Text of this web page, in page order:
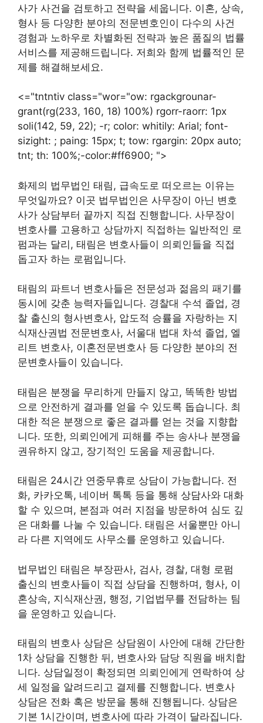
사가 사건을 검토하고 전략을 세웁니다. 이혼, 상속,
형사 등 다양한 분야의 전문변호인이 다수의 사건
경험과 노하우로 차별화된 전략과 높은 품질의 법률
서비스를 제공해드립니다. 저희와 함께 법률적인 문
제를 해결해보세요.
<="tntntiv class="wor="ow: rgackgrounar-
grant(rg(233, 160, 18) 100%) rgorr-raorr: 1px
soli(142, 59, 22); -r; color: whitily: Arial; font-
sizight: ; paing: 15px; t; tow: rgargin: 20px auto;
tnt; th: 100%;-color:#ff6900; ">
화제의 법무법인 태림, 급속도로 떠오르는 이유는
무엇일까요? 이곳 법무법인은 사무장이 아닌 변호
사가 상담부터 끝까지 직접 진행합니다. 사무장이
변호사를 고용하고 상담까지 직접하는 일반적인 로
펌과는 달리, 태림은 변호사들이 의뢰인들을 직접
돕고자 하는 로펌입니다.
태림의 파트너 변호사들은 전문성과 젊음의 패기를
동시에 갖춘 능력자들입니다. 경찰대 수석 졸업, 경
찰 출신의 형사변호사, 압도적 승률을 자랑하는 지
식재산권법 전문변호사, 서울대 법대 차석 졸업, 엘
리트 변호사, 이혼전문변호사 등 다양한 분야의 전
문변호사들이 있습니다.
태림은 분쟁을 무리하게 만들지 않고, 똑똑한 방법
으로 안전하게 결과를 얻을 수 있도록 돕습니다. 최
대한 적은 분쟁으로 좋은 결과를 얻는 것을 지향합
니다. 또한, 의뢰인에게 피해를 주는 송사나 분쟁을
권유하지 않고, 장기적인 도움을 제공합니다.
태림은 24시간 연중무휴로 상담이 가능합니다. 전
화, 카카오톡, 네이버 톡톡 등을 통해 상담사와 대화
할 수 있으며, 본점과 여러 지점을 방문하여 심도 깊
은 대화를 나눌 수 있습니다. 태림은 서울뿐만 아니
라 다른 지역에도 사무소를 운영하고 있습니다.
법무법인 태림은 부장판사, 검사, 경찰, 대형 로펌
출신의 변호사들이 직접 상담을 진행하며, 형사, 이
혼상속, 지식재산권, 행정, 기업법무를 전담하는 팀
을 운영하고 있습니다.
태림의 변호사 상담은 상담원이 사안에 대해 간단한
1차 상담을 진행한 뒤, 변호사와 담당 직원을 배치합
니다. 상담일정이 확정되면 의뢰인에게 연락하여 상
세 일정을 알려드리고 결제를 진행합니다. 변호사
상담은 전화 혹은 방문을 통해 진행됩니다. 상담은
기본 1시간이며, 변호사에 따라 가격이 달라집니다.